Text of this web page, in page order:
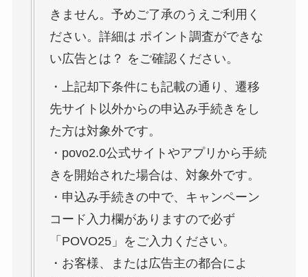
きません。予めご了承のうえご利用く
ださい。詳細は ポイント調査ができな
い広告とは？ をご確認ください。
・上記却下条件にも記載の通り、遷移
先サイト以外からの申込み手続きをし
た方は対象外です。
・povo2.0公式サイトやアプリから手続
きを開始された場合は、対象外です。
・申込み手続きの中で、キャンペーン
コード入力欄がありますので必ず
「POVO25」をご入力ください。
・お客様、または広告主の都合によ